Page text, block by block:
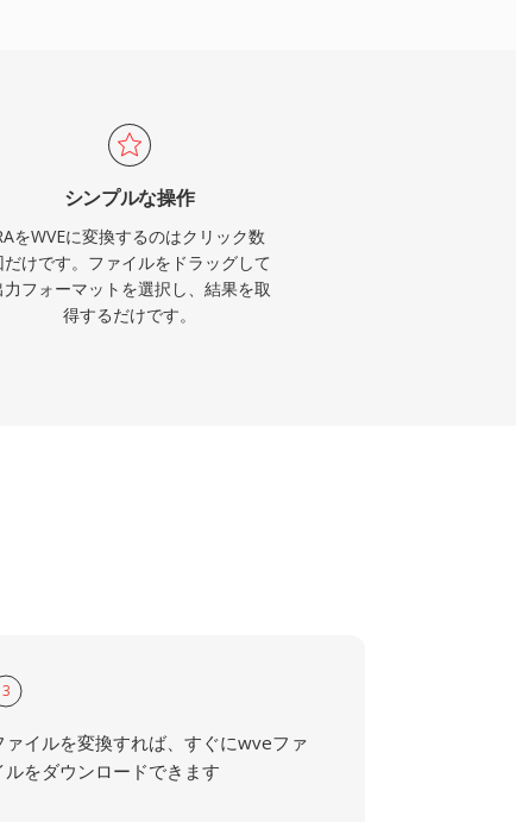
シンプルな操作
をWVEに変換するのはクリック数
だけです。ファイルをドラッグして
力フォーマットを選択し、結果を取
得するだけです。
3
ァイルを変換すれば、すぐにwveファ
ルをダウンロードできます